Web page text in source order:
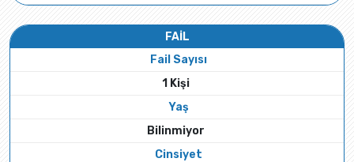
FAİL
Fail Sayısı
1 Kişi
Yaş
Bilinmiyor
Cinsiyet